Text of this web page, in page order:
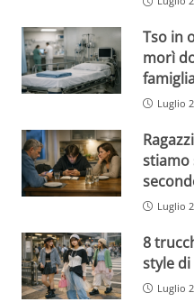
Tso in
morì
Luglio
stiamo
Luglio
8
style
Luglio